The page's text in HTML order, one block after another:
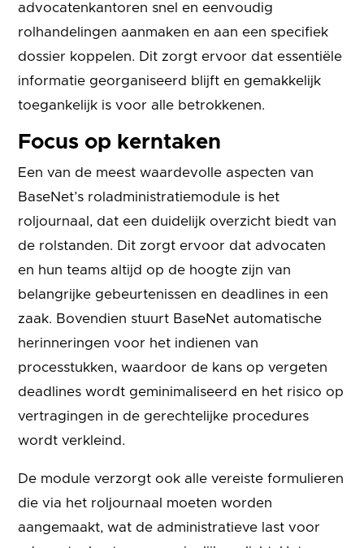
advocatenkantoren snel en eenvoudig
rolhandelingen aanmaken en aan een specifiek
dossier koppelen. Dit zorgt ervoor dat essentiële
informatie georganiseerd blijft en gemakkelijk
toegankelijk is voor alle betrokkenen.
Focus op kerntaken
Een van de meest waardevolle aspecten van
BaseNet’s roladministratiemodule is het
roljournaal, dat een duidelijk overzicht biedt van
de rolstanden. Dit zorgt ervoor dat advocaten
en hun teams altijd op de hoogte zijn van
belangrijke gebeurtenissen en deadlines in een
zaak. Bovendien stuurt BaseNet automatische
herinneringen voor het indienen van
processtukken, waardoor de kans op vergeten
deadlines wordt geminimaliseerd en het risico op
vertragingen in de gerechtelijke procedures
wordt verkleind.
De module verzorgt ook alle vereiste formulieren
die via het roljournaal moeten worden
aangemaakt, wat de administratieve last voor